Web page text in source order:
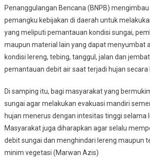
Penanggulangan Bencana (BNPB)
pemangku kebijakan di daerah untuk
yang meliputi pemantauan kondisi sungai,
maupun material lain yang dapat menyumbat
kondisi lereng, tebing, tanggul, jalan dan
pemantauan debit air saat terjadi hujan secara
Di samping itu, bagi masyarakat yang
sungai agar melakukan evakuasi mandiri
hujan menerus dengan intesitas tinggi selama
Masyarakat juga diharapkan agar selalu
debit sungai dan menghindari lereng maupun
minim vegetasi (Marwan Azis)